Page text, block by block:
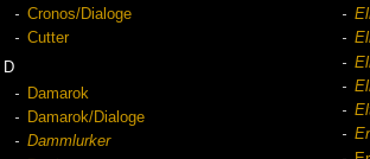
Cronos/Dialoge
Cutter
D
Damarok
Damarok/Dialoge
Dammlurker